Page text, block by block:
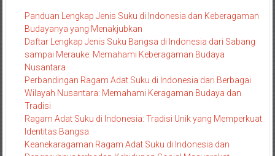
Panduan Lengkap Jenis Suku di Indonesia dan Keberagaman
Budayanya yang Menakjubkan
Daftar Lengkap Jenis Suku Bangsa di Indonesia dari Sabang
sampai Merauke: Memahami Keberagaman Budaya
Nusantara
Perbandingan Ragam Adat Suku di Indonesia dari Berbagai
Wilayah Nusantara: Memahami Keragaman Budaya dan
Tradisi
Ragam Adat Suku di Indonesia: Tradisi Unik yang Memperkuat
Identitas Bangsa
Keanekaragaman Ragam Adat Suku di Indonesia dan